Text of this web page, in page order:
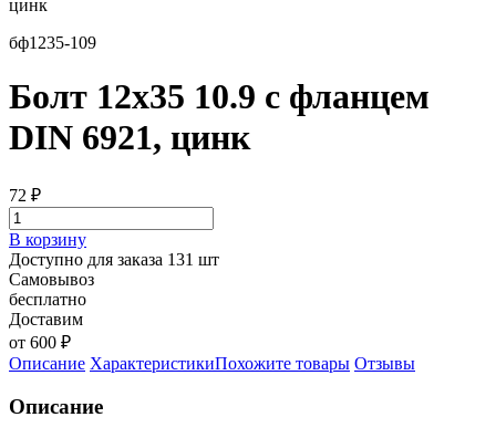
цинк
бф1235-109
Болт 12х35 10.9 с фланцем
DIN 6921, цинк
72 ₽
В корзину
Доступно для заказа 131 шт
Самовывоз
бесплатно
Доставим
от 600 ₽
Описание ХарактеристикиПохожите товары Отзывы
Описание